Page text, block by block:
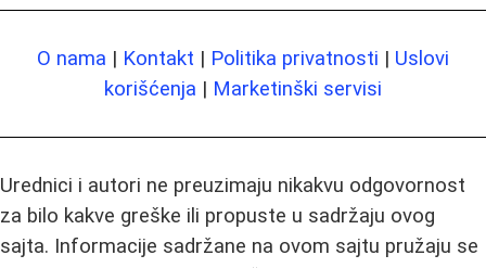
O nama | Kontakt | Politika privatnosti | Uslovi
korišćenja | Marketinški servisi
Urednici i autori ne preuzimaju nikakvu odgovornost
za bilo kakve greške ili propuste u sadržaju ovog
sajta. Informacije sadržane na ovom sajtu pružaju se